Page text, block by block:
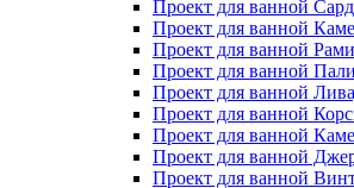
Проект для ванной
Проект для ванной
Проект для ванной
Проект для ванной
Проект для ванной
Проект для ванной
Проект для ванной
Проект для ванной
Проект для ванной